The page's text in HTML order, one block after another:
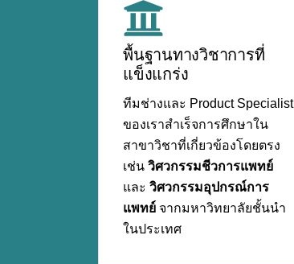
พื้นฐานทางวิชาการที่
แข็งแกร่ง
ทีมช่างและ Product Specialist
ของเราสำเร็จการศึกษาใน
สาขาวิชาที่เกี่ยวข้องโดยตรง
เช่น วิศวกรรมชีวการแพทย์
และ วิศวกรรมอุปกรณ์การ
แพทย์ จากมหาวิทยาลัยชั้นนำ
ในประเทศ